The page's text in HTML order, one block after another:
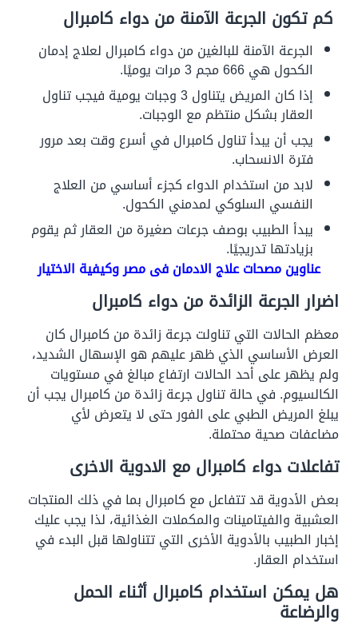
كم تكون الجرعة الآمنة من دواء كامبرال
الجرعة الآمنة للبالغين من دواء كامبرال لعلاج إدمان
الكحول هي 666 مجم 3 مرات يوميًا.
إذا كان المريض يتناول 3 وجبات يومية فيجب تناول
العقار بشكل منتظم مع الوجبات.
يجب أن يبدأ تناول كامبرال في أسرع وقت بعد مرور
فترة الانسحاب.
لابد من استخدام الدواء كجزء أساسي من العلاج
النفسي السلوكي لمدمني الكحول.
يبدأ الطبيب بوصف جرعات صغيرة من العقار ثم يقوم
بزيادتها تدريجيًا.
عناوين مصحات علاج الادمان فى مصر وكيفية الاختيار
اضرار الجرعة الزائدة من دواء كامبرال
معظم الحالات التي تناولت جرعة زائدة من كامبرال كان
العرض الأساسي الذي ظهر عليهم هو الإسهال الشديد،
ولم يظهر على أحد الحالات ارتفاع مبالغ في مستويات
الكالسيوم. في حالة تناول جرعة زائدة من كامبرال يجب أن
يبلغ المريض الطبي على الفور حتى لا يتعرض لأي
مضاعفات صحية محتملة.
تفاعلات دواء كامبرال مع الادوية الاخرى
بعض الأدوية قد تتفاعل مع كامبرال بما في ذلك المنتجات
العشبية والفيتامينات والمكملات الغذائية، لذا يجب عليك
إخبار الطبيب بالأدوية الأخرى التي تتناولها قبل البدء في
استخدام العقار.
هل يمكن استخدام كامبرال أثناء الحمل
والرضاعة